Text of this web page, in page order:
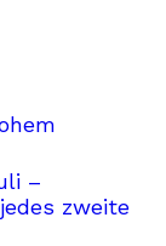
–
zweite